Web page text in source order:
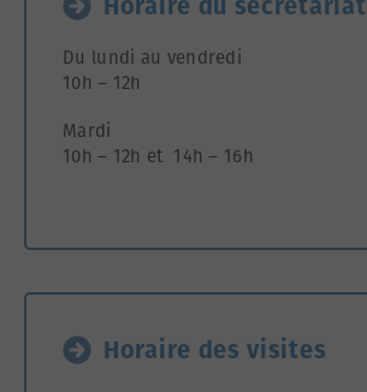
Horaire du secrétariat
Du lundi au vendredi
10h – 12h
Mardi
10h – 12h et 14h – 16h
Horaire des visites